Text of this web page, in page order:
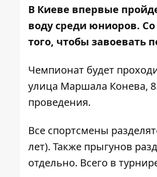
В Киеве впервые
воду среди юниоров.
того, чтобы завоевать
Чемпионат будет
улица Маршала Конева,
проведения.
Все спортсмены
лет). Также прыгунов
отдельно. Всего в